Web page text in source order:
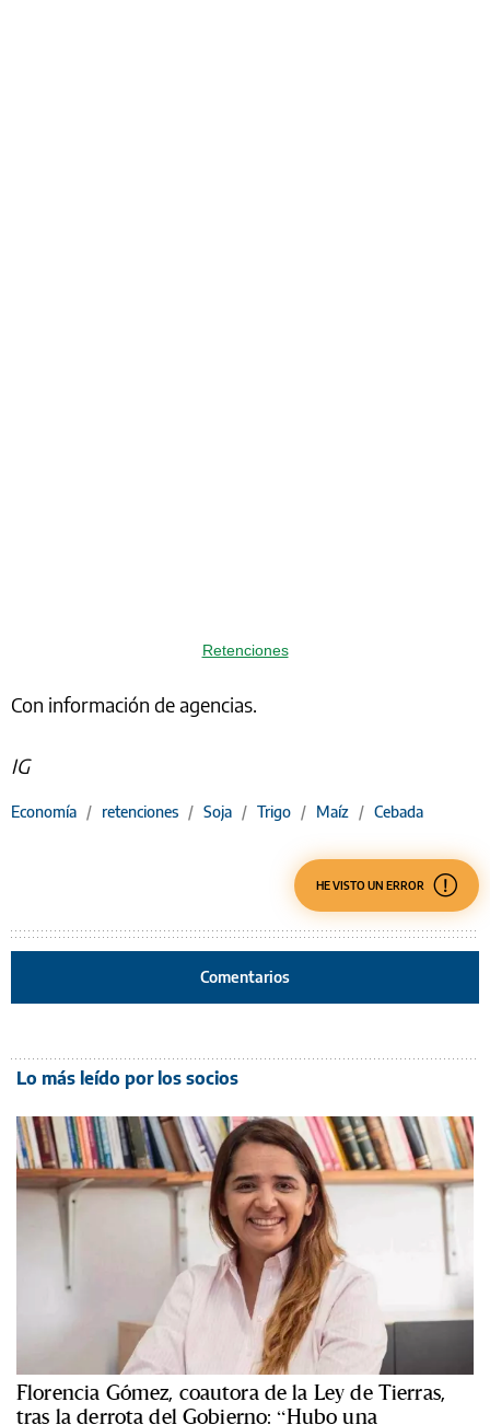
Retenciones
Con información de agencias.
IG
Economía / retenciones / Soja / Trigo / Maíz / Cebada
HE VISTO UN ERROR
Comentarios
Lo más leído por los socios
Florencia Gómez, coautora de la Ley de Tierras,
tras la derrota del Gobierno: “Hubo una